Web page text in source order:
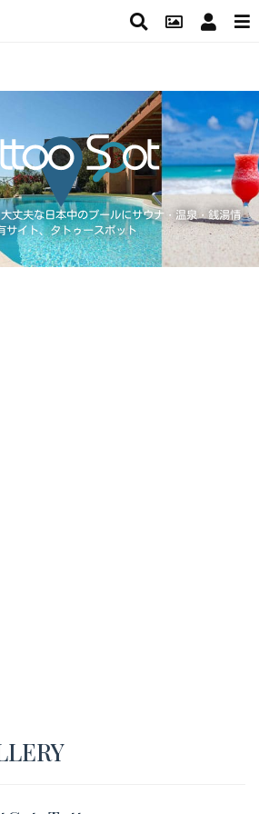
丈夫な日本中のプールにサウナ・温泉・銭湯情
サイト、タトゥースポット